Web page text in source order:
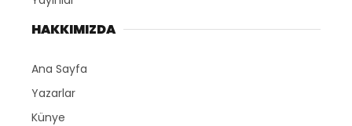
HAKKIMIZDA
Ana Sayfa
Yazarlar
Künye